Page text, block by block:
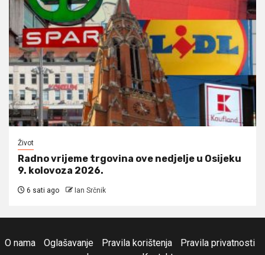
Život
Radno vrijeme trgovina ove nedjelje u Osijeku
9. kolovoza 2026.
6 sati ago Ian Srčnik
O nama Oglašavanje Pravila korištenja
Pravila privatnosti